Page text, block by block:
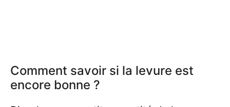
Comment savoir si la levure est
encore bonne ?